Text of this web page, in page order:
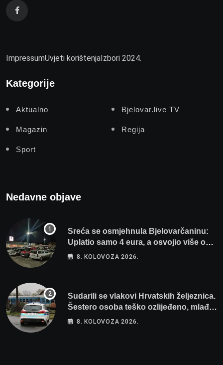
ImpressumUvjeti korištenjaIzbori 2024.
Kategorije
Aktualno Bjelovar.live TV
Magazin Regija
Sport
Nedavne objave
Sreća se osmjehnula Bjelovarčaninu:
Uplatio samo 4 eura, a osvojio više od
80 tisuća eura
8. KOLOVOZA 2026.
Sudarili se vlakovi Hrvatskih željeznica.
Šestero osoba teško ozlijeđeno, mlađa
žena na intenzivnoj
8. KOLOVOZA 2026.